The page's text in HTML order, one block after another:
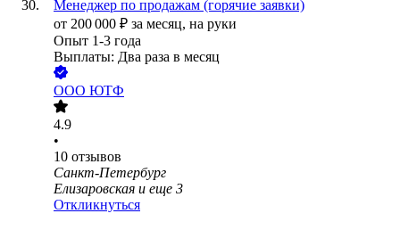
Менеджер по продажам (горячие заявки)
от 200 000 ₽ за месяц, на руки
Опыт 1-3 года
Выплаты: Два раза в месяц
ООО ЮТФ
4.9
•
10 отзывов
Санкт-Петербург
Елизаровская и еще 3
Откликнуться